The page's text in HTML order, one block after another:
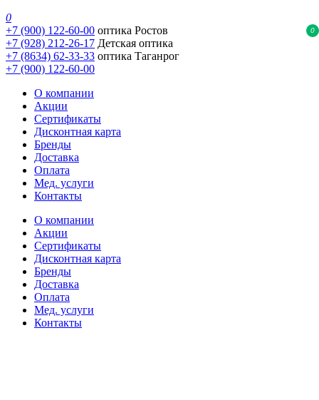
0
0
+7 (900) 122-60-00 оптика Ростов
+7 (928) 212-26-17 Детская оптика
+7 (8634) 62-33-33 оптика Таганрог
+7 (900) 122-60-00
О компании
Акции
Сертификаты
Дисконтная карта
Бренды
Доставка
Оплата
Мед. услуги
Контакты
О компании
Акции
Сертификаты
Дисконтная карта
Бренды
Доставка
Оплата
Мед. услуги
Контакты